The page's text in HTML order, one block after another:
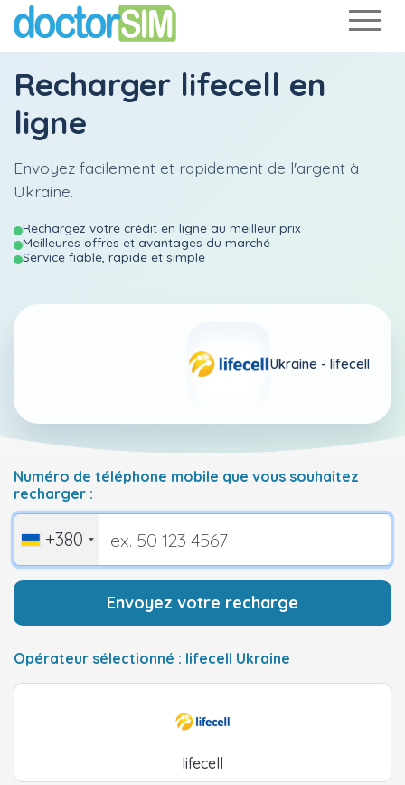
Recharger lifecell en
ligne
Envoyez facilement et rapidement de l'argent à
Ukraine.
Rechargez votre crédit en ligne au meilleur prix
Meilleures offres et avantages du marché
Service fiable, rapide et simple
Ukraine - lifecell
Numéro de téléphone mobile que vous souhaitez
recharger :
+380
Envoyez votre recharge
Opérateur sélectionné : lifecell Ukraine
lifecell